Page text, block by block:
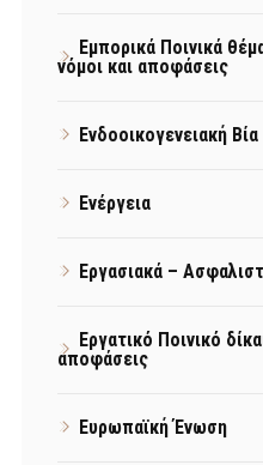
Εμπορικά Ποινικά
νόμοι και αποφάσεις
Ενδοοικογενειακή Βία
Ενέργεια
Εργασιακά –
Εργατικό Ποινικό
αποφάσεις
Ευρωπαϊκή Ένωση